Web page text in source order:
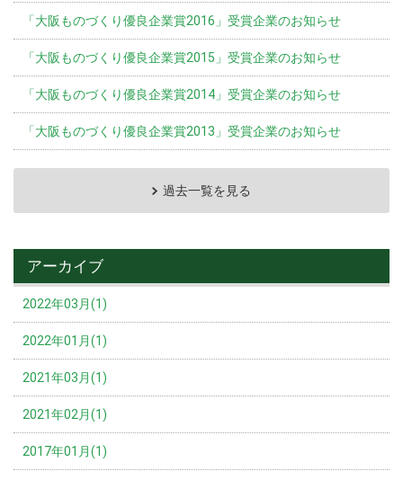
「大阪ものづくり優良企業賞2016」受賞企業のお知らせ
「大阪ものづくり優良企業賞2015」受賞企業のお知らせ
「大阪ものづくり優良企業賞2014」受賞企業のお知らせ
「大阪ものづくり優良企業賞2013」受賞企業のお知らせ
過去一覧を見る
アーカイブ
2022年03月(1)
2022年01月(1)
2021年03月(1)
2021年02月(1)
2017年01月(1)